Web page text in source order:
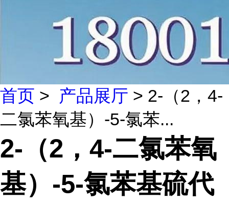
首页 > 产品展厅 > 2-（2，4-
二氯苯氧基）-5-氯苯...
2-（2，4-二氯苯氧
基）-5-氯苯基硫代